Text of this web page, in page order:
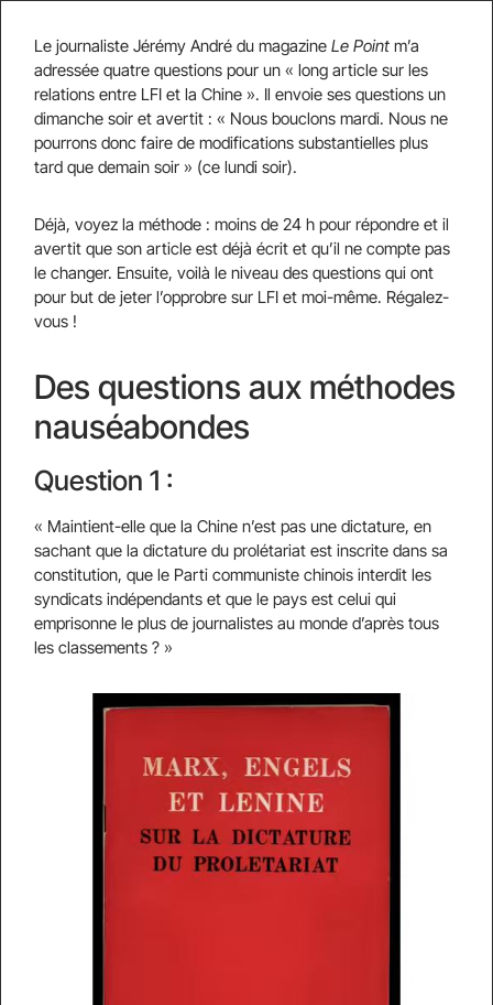
Le journaliste Jérémy André du magazine Le Point m’a
adressée quatre questions pour un « long article sur les
relations entre LFI et la Chine ». Il envoie ses questions un
dimanche soir et avertit : « Nous bouclons mardi. Nous ne
pourrons donc faire de modifications substantielles plus
tard que demain soir » (ce lundi soir).
Déjà, voyez la méthode : moins de 24 h pour répondre et il
avertit que son article est déjà écrit et qu’il ne compte pas
le changer. Ensuite, voilà le niveau des questions qui ont
pour but de jeter l’opprobre sur LFI et moi-même. Régalez-
vous !
Des questions aux méthodes
nauséabondes
Question 1 :
« Maintient-elle que la Chine n’est pas une dictature, en
sachant que la dictature du prolétariat est inscrite dans sa
constitution, que le Parti communiste chinois interdit les
syndicats indépendants et que le pays est celui qui
emprisonne le plus de journalistes au monde d’après tous
les classements ? »